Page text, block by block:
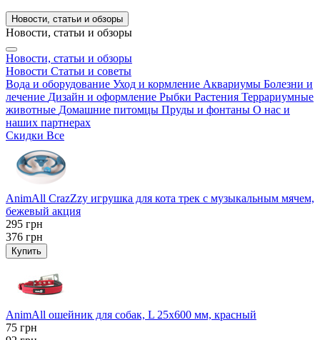
Новости, статьи и обзоры
Новости, статьи и обзоры
Новости, статьи и обзоры
Новости Статьи и советы
Вода и оборудование Уход и кормление Аквариумы Болезни и
лечение Дизайн и оформление Рыбки Растения Террариумные
животные Домашние питомцы Пруды и фонтаны О нас и
наших партнерах
Скидки Все
AnimAll CrazZzy игрушка для кота трек с музыкальным мячем,
бежевый акция
295 грн
376 грн
Купить
AnimAll ошейник для собак, L 25x600 мм, красный
75 грн